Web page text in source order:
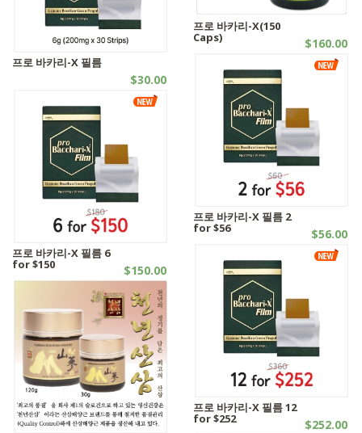
프로 바카리-X(150
Caps) $160.00
프로 바카리-X 필름
$30.00
프로 바카리-X 필름 2
for $56 $56.00
프로 바카리-X 필름 6
for $150 $150.00
프로 바카리-X 필름 12
for $252 $252.00